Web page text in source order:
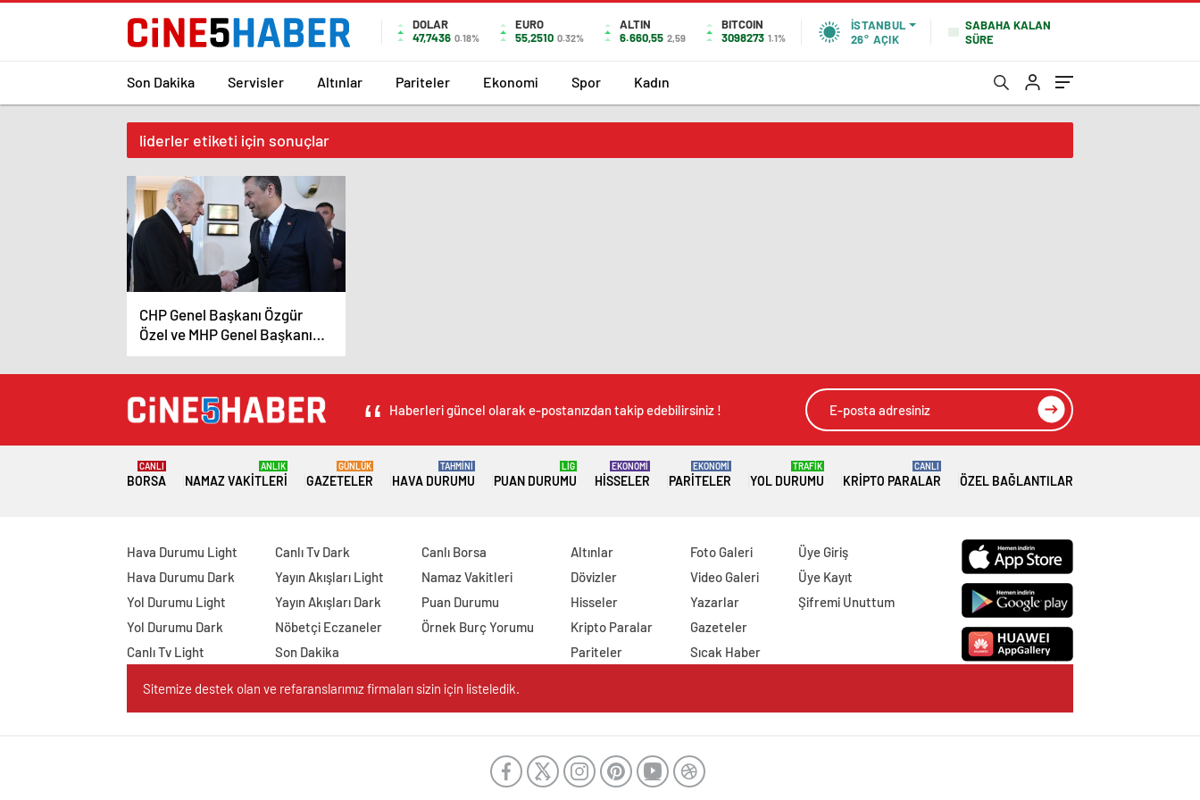
DOLAR
47,7436 0.18%
EURO
55,2510 0.32%
ALTIN
6.660,55 2,59
BITCOIN
3098273 1.1%
İSTANBUL
26° AÇIK
SABAHA KALAN
SÜRE
Son Dakika Servisler Altınlar Pariteler Ekonomi Spor Kadın
liderler etiketi için sonuçlar
CHP Genel Başkanı Özgür
Özel ve MHP Genel Başkanı
Devlet Bahçeli TBMM’de
Görüştü: İki Liderden
Açıklama Gelmedi
Haberleri güncel olarak e-postanızdan takip edebilirsiniz !
BORSA
CANLI
NAMAZ VAKITLERI
ANLIK
GAZETELER
GÜNLÜK
HAVA DURUMU
TAHMİNİ
PUAN DURUMU
LİG
HISSELER
EKONOMİ
PARITELER
EKONOMİ
YOL DURUMU
TRAFİK
KRIPTO PARALAR
CANLI
ÖZEL BAĞLANTILAR
Hava Durumu Light
Hava Durumu Dark
Yol Durumu Light
Yol Durumu Dark
Canlı Tv Light
Canlı Tv Dark
Yayın Akışları Light
Yayın Akışları Dark
Nöbetçi Eczaneler
Son Dakika
Canlı Borsa
Namaz Vakitleri
Puan Durumu
Örnek Burç Yorumu
Altınlar
Dövizler
Hisseler
Kripto Paralar
Pariteler
Foto Galeri
Video Galeri
Yazarlar
Gazeteler
Sıcak Haber
Üye Giriş
Üye Kayıt
Şifremi Unuttum
Sitemize destek olan ve refaranslarımız firmaları sizin için listeledik.